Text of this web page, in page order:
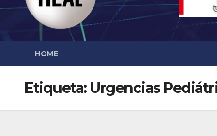
HOME
Etiqueta: Urgencias